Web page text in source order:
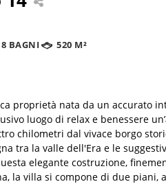
8 BAGNI 520 M²
proprietà nata da un accurato
luogo di relax e benessere
chilometri dal vivace borgo
tra la valle dell'Era e le
elegante costruzione,
la villa si compone di due